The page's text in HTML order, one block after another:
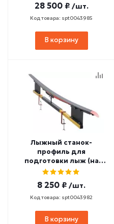
28 500 ₽ /шт.
Код товара: spt0043985
В корзину
Лыжный станок-
профиль для
подготовки лыж (на
струбцинах)
8 250 ₽ /шт.
Код товара: spt0043982
В корзину